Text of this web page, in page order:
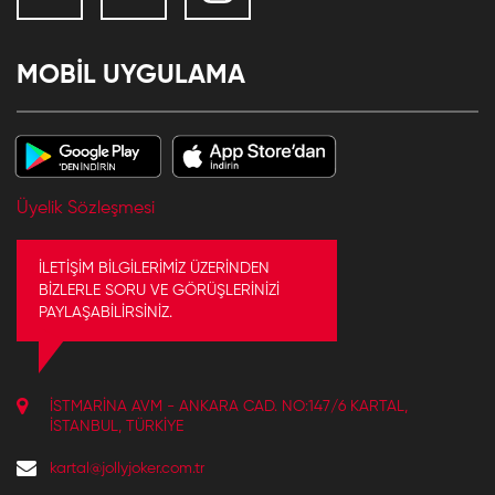
MOBİL UYGULAMA
Üyelik Sözleşmesi
İLETİŞİM BİLGİLERİMİZ ÜZERİNDEN
BİZLERLE SORU VE GÖRÜŞLERİNİZİ
PAYLAŞABİLİRSİNİZ.
İSTMARINA AVM - ANKARA CAD. NO:147/6 KARTAL,
İSTANBUL, TÜRKIYE
kartal@jollyjoker.com.tr